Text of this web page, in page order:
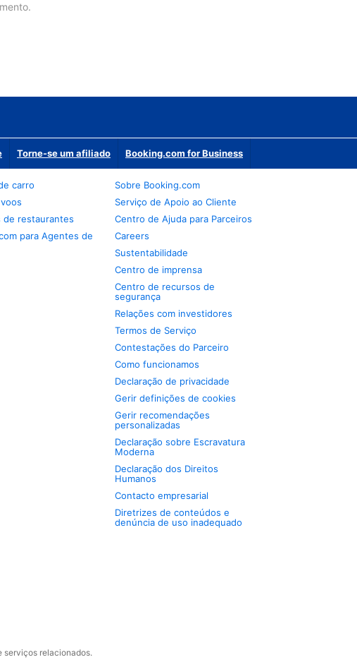
Torne-se um afiliado Booking.com for Business
carro
de restaurantes
para Agentes de
Sobre Booking.com
Serviço de Apoio ao Cliente
Centro de Ajuda para Parceiros
Careers
Sustentabilidade
Centro de imprensa
Centro de recursos de
segurança
Relações com investidores
Termos de Serviço
Contestações do Parceiro
Como funcionamos
Declaração de privacidade
Gerir definições de cookies
Gerir recomendações
personalizadas
Declaração sobre Escravatura
Moderna
Declaração dos Direitos
Humanos
Contacto empresarial
Diretrizes de conteúdos e
denúncia de uso inadequado
serviços relacionados.